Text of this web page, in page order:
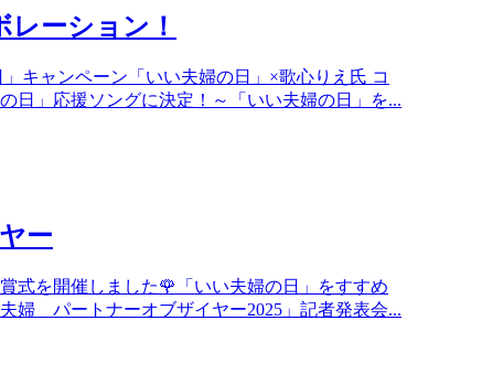
レーション！
キャンペーン「いい夫婦の日」×歌心りえ氏 コ
日」応援ソングに決定！～「いい夫婦の日」を...
ー
式を開催しました🌹「いい夫婦の日」をすすめ
婦 パートナーオブザイヤー2025」記者発表会...